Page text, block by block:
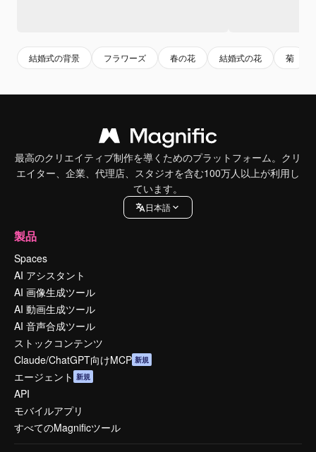
結婚式の背景 フラワーズ 春の花 結婚式の花 菊
最高のクリエイティブ制作を導くためのプラットフォーム。クリ
エイター、企業、代理店、スタジオを含む100万人以上が利用し
ています。
日本語
製品
Spaces
AI アシスタント
AI 画像生成ツール
AI 動画生成ツール
AI 音声合成ツール
ストックコンテンツ
Claude/ChatGPT向けMCP 新規
エージェント 新規
API
モバイルアプリ
すべてのMagnificツール